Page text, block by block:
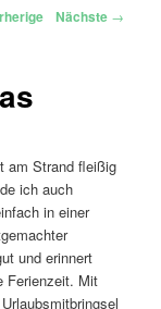
Nächste →
am Strand fleißig
ich auch
in einer
und erinnert
Ferienzeit. Mit